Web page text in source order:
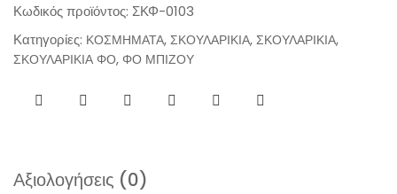
Κωδικός προϊόντος: ΣΚΦ-0103
Κατηγορίες: ΚΟΣΜΗΜΑΤΑ, ΣΚΟΥΛΑΡΙΚΙΑ, ΣΚΟΥΛΑΡΙΚΙΑ,
ΣΚΟΥΛΑΡΙΚΙΑ ΦΟ, ΦΟ ΜΠΙΖΟΥ
Αξιολογήσεις (0)